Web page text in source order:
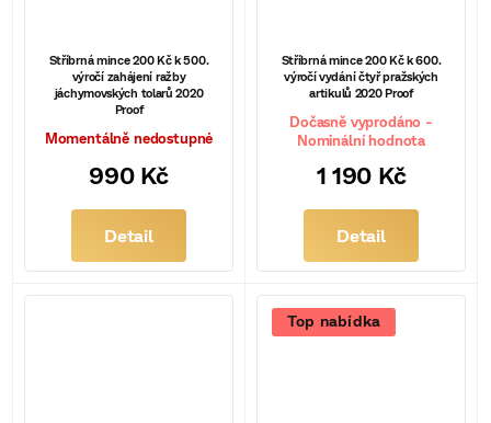
Stříbrná mince 200 Kč k 500.
výročí zahájení ražby
jáchymovských tolarů 2020
Proof
Momentálně nedostupné
990 Kč
Detail
Stříbrná mince 200 Kč k 600.
výročí vydání čtyř pražských
artikulů 2020 Proof
Dočasně vyprodáno -
Nominální hodnota
1 190 Kč
Detail
Top nabídka